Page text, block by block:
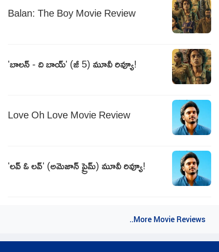
Balan: The Boy Movie Review
'బాలన్ - ది బాయ్' (జీ 5) మూవీ రివ్యూ!
Love Oh Love Movie Review
'లవ్ ఓ లవ్' (అమెజాన్ ప్రైమ్) మూవీ రివ్యూ!
..More Movie Reviews